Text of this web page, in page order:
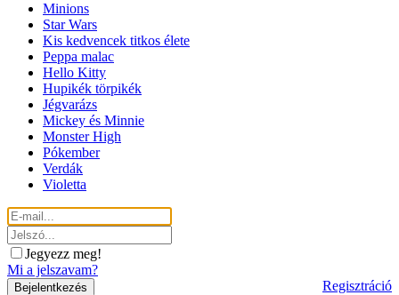
Minions
Star Wars
Kis kedvencek titkos élete
Peppa malac
Hello Kitty
Hupikék törpikék
Jégvarázs
Mickey és Minnie
Monster High
Pókember
Verdák
Violetta
Jegyezz meg!
Mi a jelszavam?
Regisztráció